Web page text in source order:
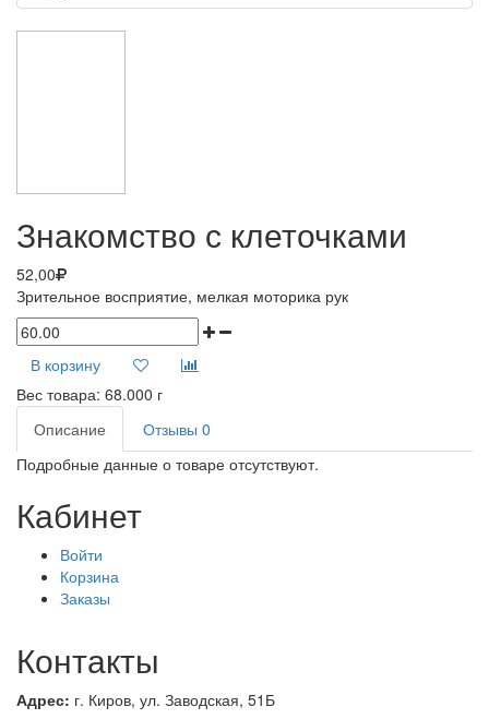
Знакомство с клеточками
52,00
Зрительное восприятие, мелкая моторика рук
В корзину
Вес товара: 68.000 г
Описание
Отзывы 0
Подробные данные о товаре отсутствуют.
Кабинет
Войти
Корзина
Заказы
Контакты
Адрес: г. Киров, ул. Заводская, 51Б